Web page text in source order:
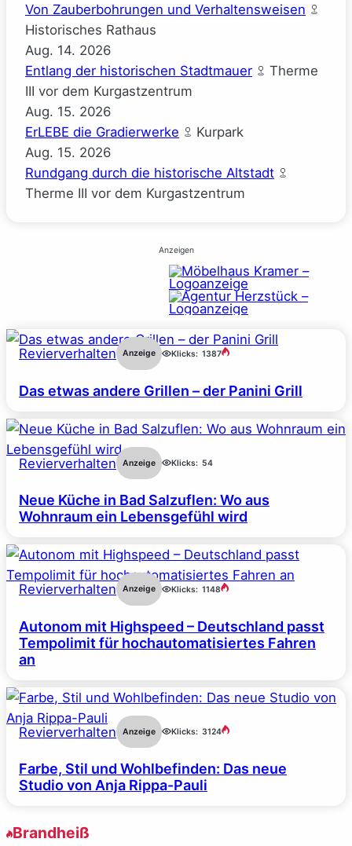
Von Zauberbohrungen und Verhaltensweisen
Historisches Rathaus
Aug. 14. 2026
Entlang der historischen Stadtmauer
Therme
III vor dem Kurgastzentrum
Aug. 15. 2026
ErLEBE die Gradierwerke
Kurpark
Aug. 15. 2026
Rundgang durch die historische Altstadt
Therme III vor dem Kurgastzentrum
Anzeigen
Revierverhalten Anzeige Klicks: 1387
Das etwas andere Grillen – der Panini Grill
Revierverhalten Anzeige Klicks: 54
Neue Küche in Bad Salzuflen: Wo aus
Wohnraum ein Lebensgefühl wird
Revierverhalten Anzeige Klicks: 1148
Autonom mit Highspeed – Deutschland passt
Tempolimit für hochautomatisiertes Fahren
an
Revierverhalten Anzeige Klicks: 3124
Farbe, Stil und Wohlbefinden: Das neue
Studio von Anja Rippa-Pauli
Brandheiß